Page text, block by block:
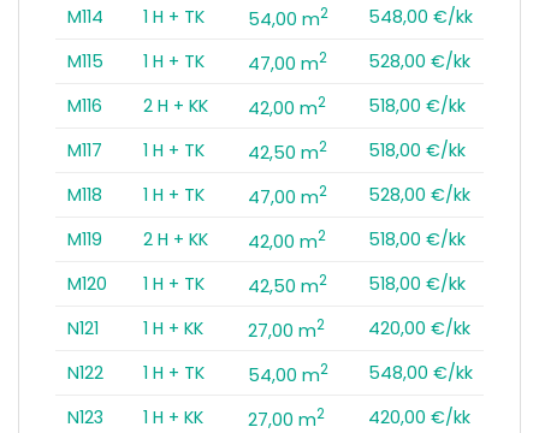
M114
1 H + TK 54,00 m2
548,00 €/kk
M115
1 H + TK 47,00 m2
528,00 €/kk
M116
2 H + KK 42,00 m2
518,00 €/kk
M117
1 H + TK 42,50 m2
518,00 €/kk
M118
1 H + TK 47,00 m2
528,00 €/kk
M119
2 H + KK 42,00 m2
518,00 €/kk
M120
1 H + TK 42,50 m2
518,00 €/kk
N121
1 H + KK 27,00 m2
420,00 €/kk
N122
1 H + TK 54,00 m2
548,00 €/kk
N123
1 H + KK 27,00 m2
420,00 €/kk